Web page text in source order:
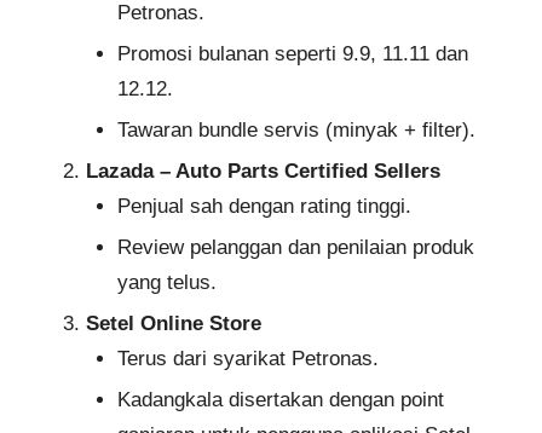
Petronas.
Promosi bulanan seperti 9.9, 11.11 dan
12.12.
Tawaran bundle servis (minyak + filter).
Lazada – Auto Parts Certified Sellers
Penjual sah dengan rating tinggi.
Review pelanggan dan penilaian produk
yang telus.
Setel Online Store
Terus dari syarikat Petronas.
Kadangkala disertakan dengan point